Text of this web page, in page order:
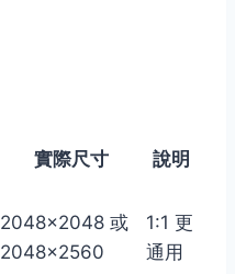
實際尺寸 說明
2048×2048 或
2048×2560
1:1 更
通用